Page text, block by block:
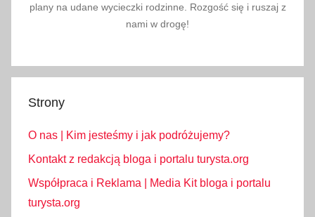
plany na udane wycieczki rodzinne. Rozgość się i ruszaj z
nami w drogę!
Strony
O nas | Kim jesteśmy i jak podróżujemy?
Kontakt z redakcją bloga i portalu turysta.org
Współpraca i Reklama | Media Kit bloga i portalu
turysta.org